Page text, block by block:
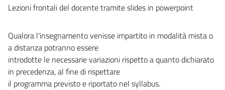
Lezioni frontali del docente tramite slides in powerpoint
Qualora l'insegnamento venisse impartito in modalità mista o
a distanza potranno essere
introdotte le necessarie variazioni rispetto a quanto dichiarato
in precedenza, al fine di rispettare
il programma previsto e riportato nel syllabus.